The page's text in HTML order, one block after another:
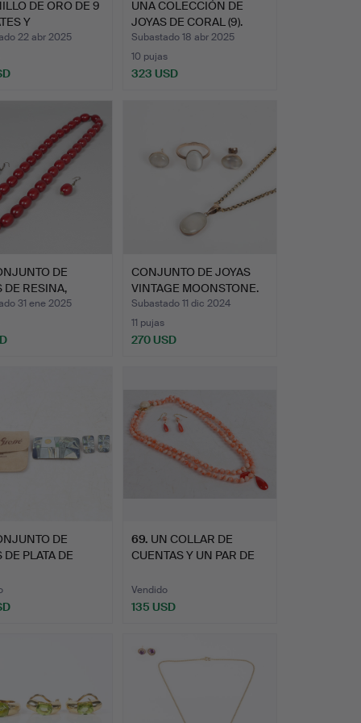
DE ORO DE 9
Y
22 abr 2025
UNA COLECCIÓN DE
JOYAS DE CORAL (9).
Subastado 18 abr 2025
10 pujas
323 USD
DE
DE RESINA,
DE …
31 ene 2025
CONJUNTO DE JOYAS
VINTAGE MOONSTONE.
Subastado 11 dic 2024
11 pujas
270 USD
DE
DE PLATA DE
69. UN COLLAR DE
CUENTAS Y UN PAR DE
Vendido
135 USD